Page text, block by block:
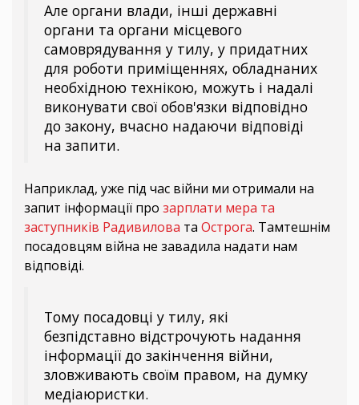
Але органи влади, інші державні
органи та органи місцевого
самоврядування у тилу, у придатних
для роботи приміщеннях, обладнаних
необхідною технікою, можуть і надалі
виконувати свої обов'язки відповідно
до закону, вчасно надаючи відповіді
на запити.
Наприклад, уже під час війни ми отримали на
запит інформації про зарплати мера та
заступників Радивилова та Острога. Тамтешнім
посадовцям війна не завадила надати нам
відповіді.
Тому посадовці у тилу, які
безпідставно відстрочують надання
інформації до закінчення війни,
зловживають своїм правом, на думку
медіаюристки.